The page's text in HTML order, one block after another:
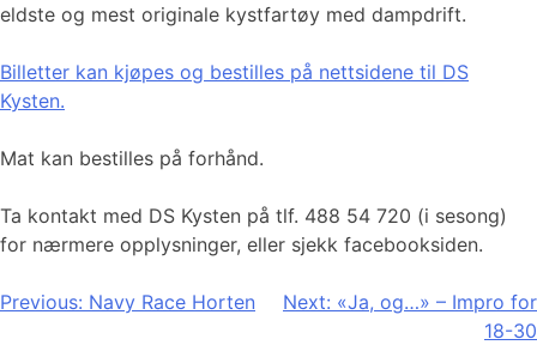
eldste og mest originale kystfartøy med dampdrift.​​​​​​
Billetter kan kjøpes og bestilles på nettsidene til DS
Kysten.
Mat kan bestilles på forhånd.
Ta kontakt med DS Kysten på tlf. 488 54 720 (i sesong)
for nærmere opplysninger, eller sjekk facebooksiden.
Innleggsnavigasjon
Previous: Navy Race Horten Next: «Ja, og…» – Impro for
18-30